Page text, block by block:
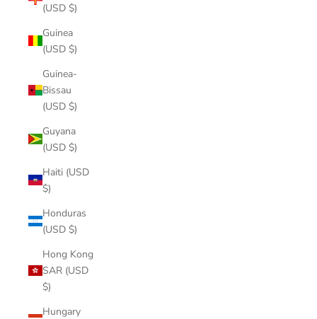
(USD $)
Guinea
(USD $)
Guinea-
Bissau
(USD $)
Guyana
(USD $)
Haiti (USD
$)
Honduras
(USD $)
Hong Kong
SAR (USD
$)
Hungary